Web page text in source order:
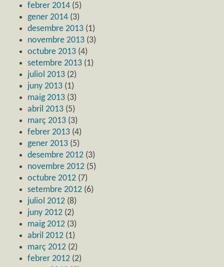
febrer 2014 (5)
gener 2014 (3)
desembre 2013 (1)
novembre 2013 (3)
octubre 2013 (4)
setembre 2013 (1)
juliol 2013 (2)
juny 2013 (1)
maig 2013 (3)
abril 2013 (5)
març 2013 (3)
febrer 2013 (4)
gener 2013 (5)
desembre 2012 (3)
novembre 2012 (5)
octubre 2012 (7)
setembre 2012 (6)
juliol 2012 (8)
juny 2012 (2)
maig 2012 (3)
abril 2012 (1)
març 2012 (2)
febrer 2012 (2)